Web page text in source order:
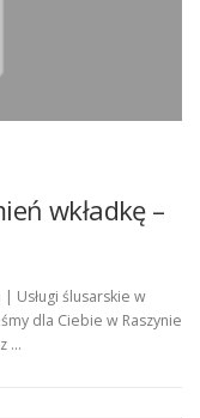
wkładkę –
Usługi ślusarskie w
dla Ciebie w Raszynie
…